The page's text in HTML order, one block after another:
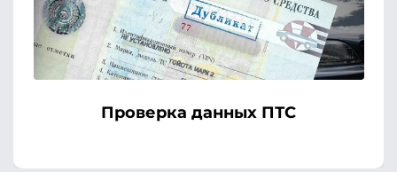
Проверка данных ПТС